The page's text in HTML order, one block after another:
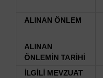
ALINAN ÖNLEM
ALINAN
ÖNLEMİN TARİHİ
İLGİLİ MEVZUAT